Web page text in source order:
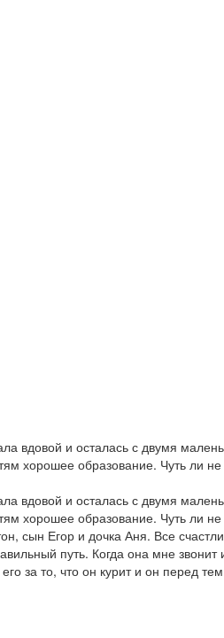
вдовой и осталась с двумя
образование. Чуть ли
вдовой и осталась с двумя
образование. Чуть ли
сын Егор и дочка Аня. Все
путь. Когда она мне
за то, что он курит и он перед